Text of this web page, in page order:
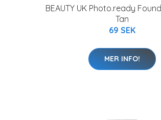
BEAUTY UK Photo.ready
Tan
69 SEK
MER INFO!